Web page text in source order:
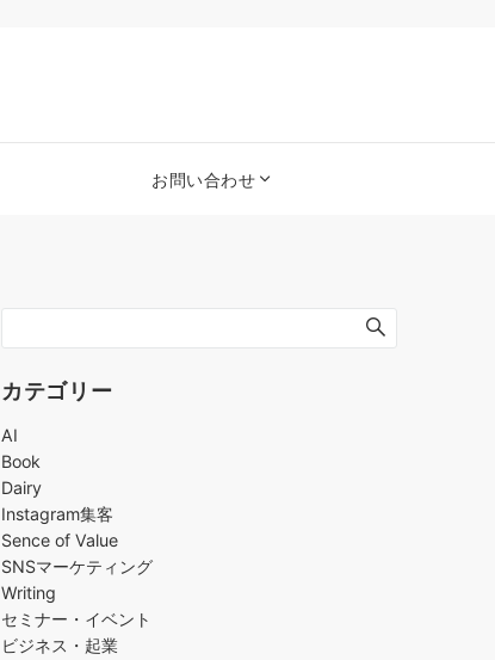
お問い合わせ
カテゴリー
AI
Book
Dairy
Instagram集客
Sence of Value
SNSマーケティング
Writing
セミナー・イベント
ビジネス・起業